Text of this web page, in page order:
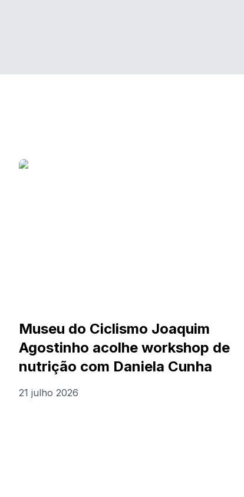
Museu do Ciclismo Joaquim
Agostinho acolhe workshop de
nutrição com Daniela Cunha
21 julho 2026